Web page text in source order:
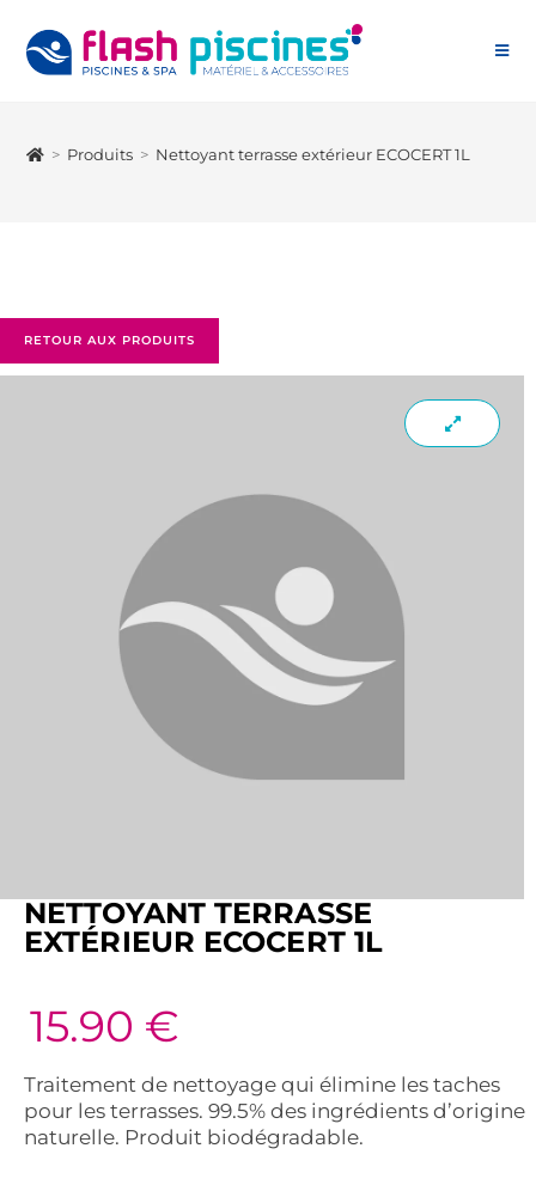
> Produits > Nettoyant terrasse extérieur ECOCERT 1L
NETTOYANT TERRASSE
EXTÉRIEUR ECOCERT 1L
15.90 €
Traitement de nettoyage qui élimine les taches
pour les terrasses. 99.5% des ingrédients d’origine
naturelle. Produit biodégradable.